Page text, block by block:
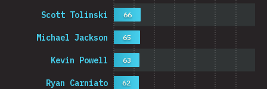
Ryan Carniato
Kevin Powell
Michael Jackson
Scott Tolinski
62
63
65
66